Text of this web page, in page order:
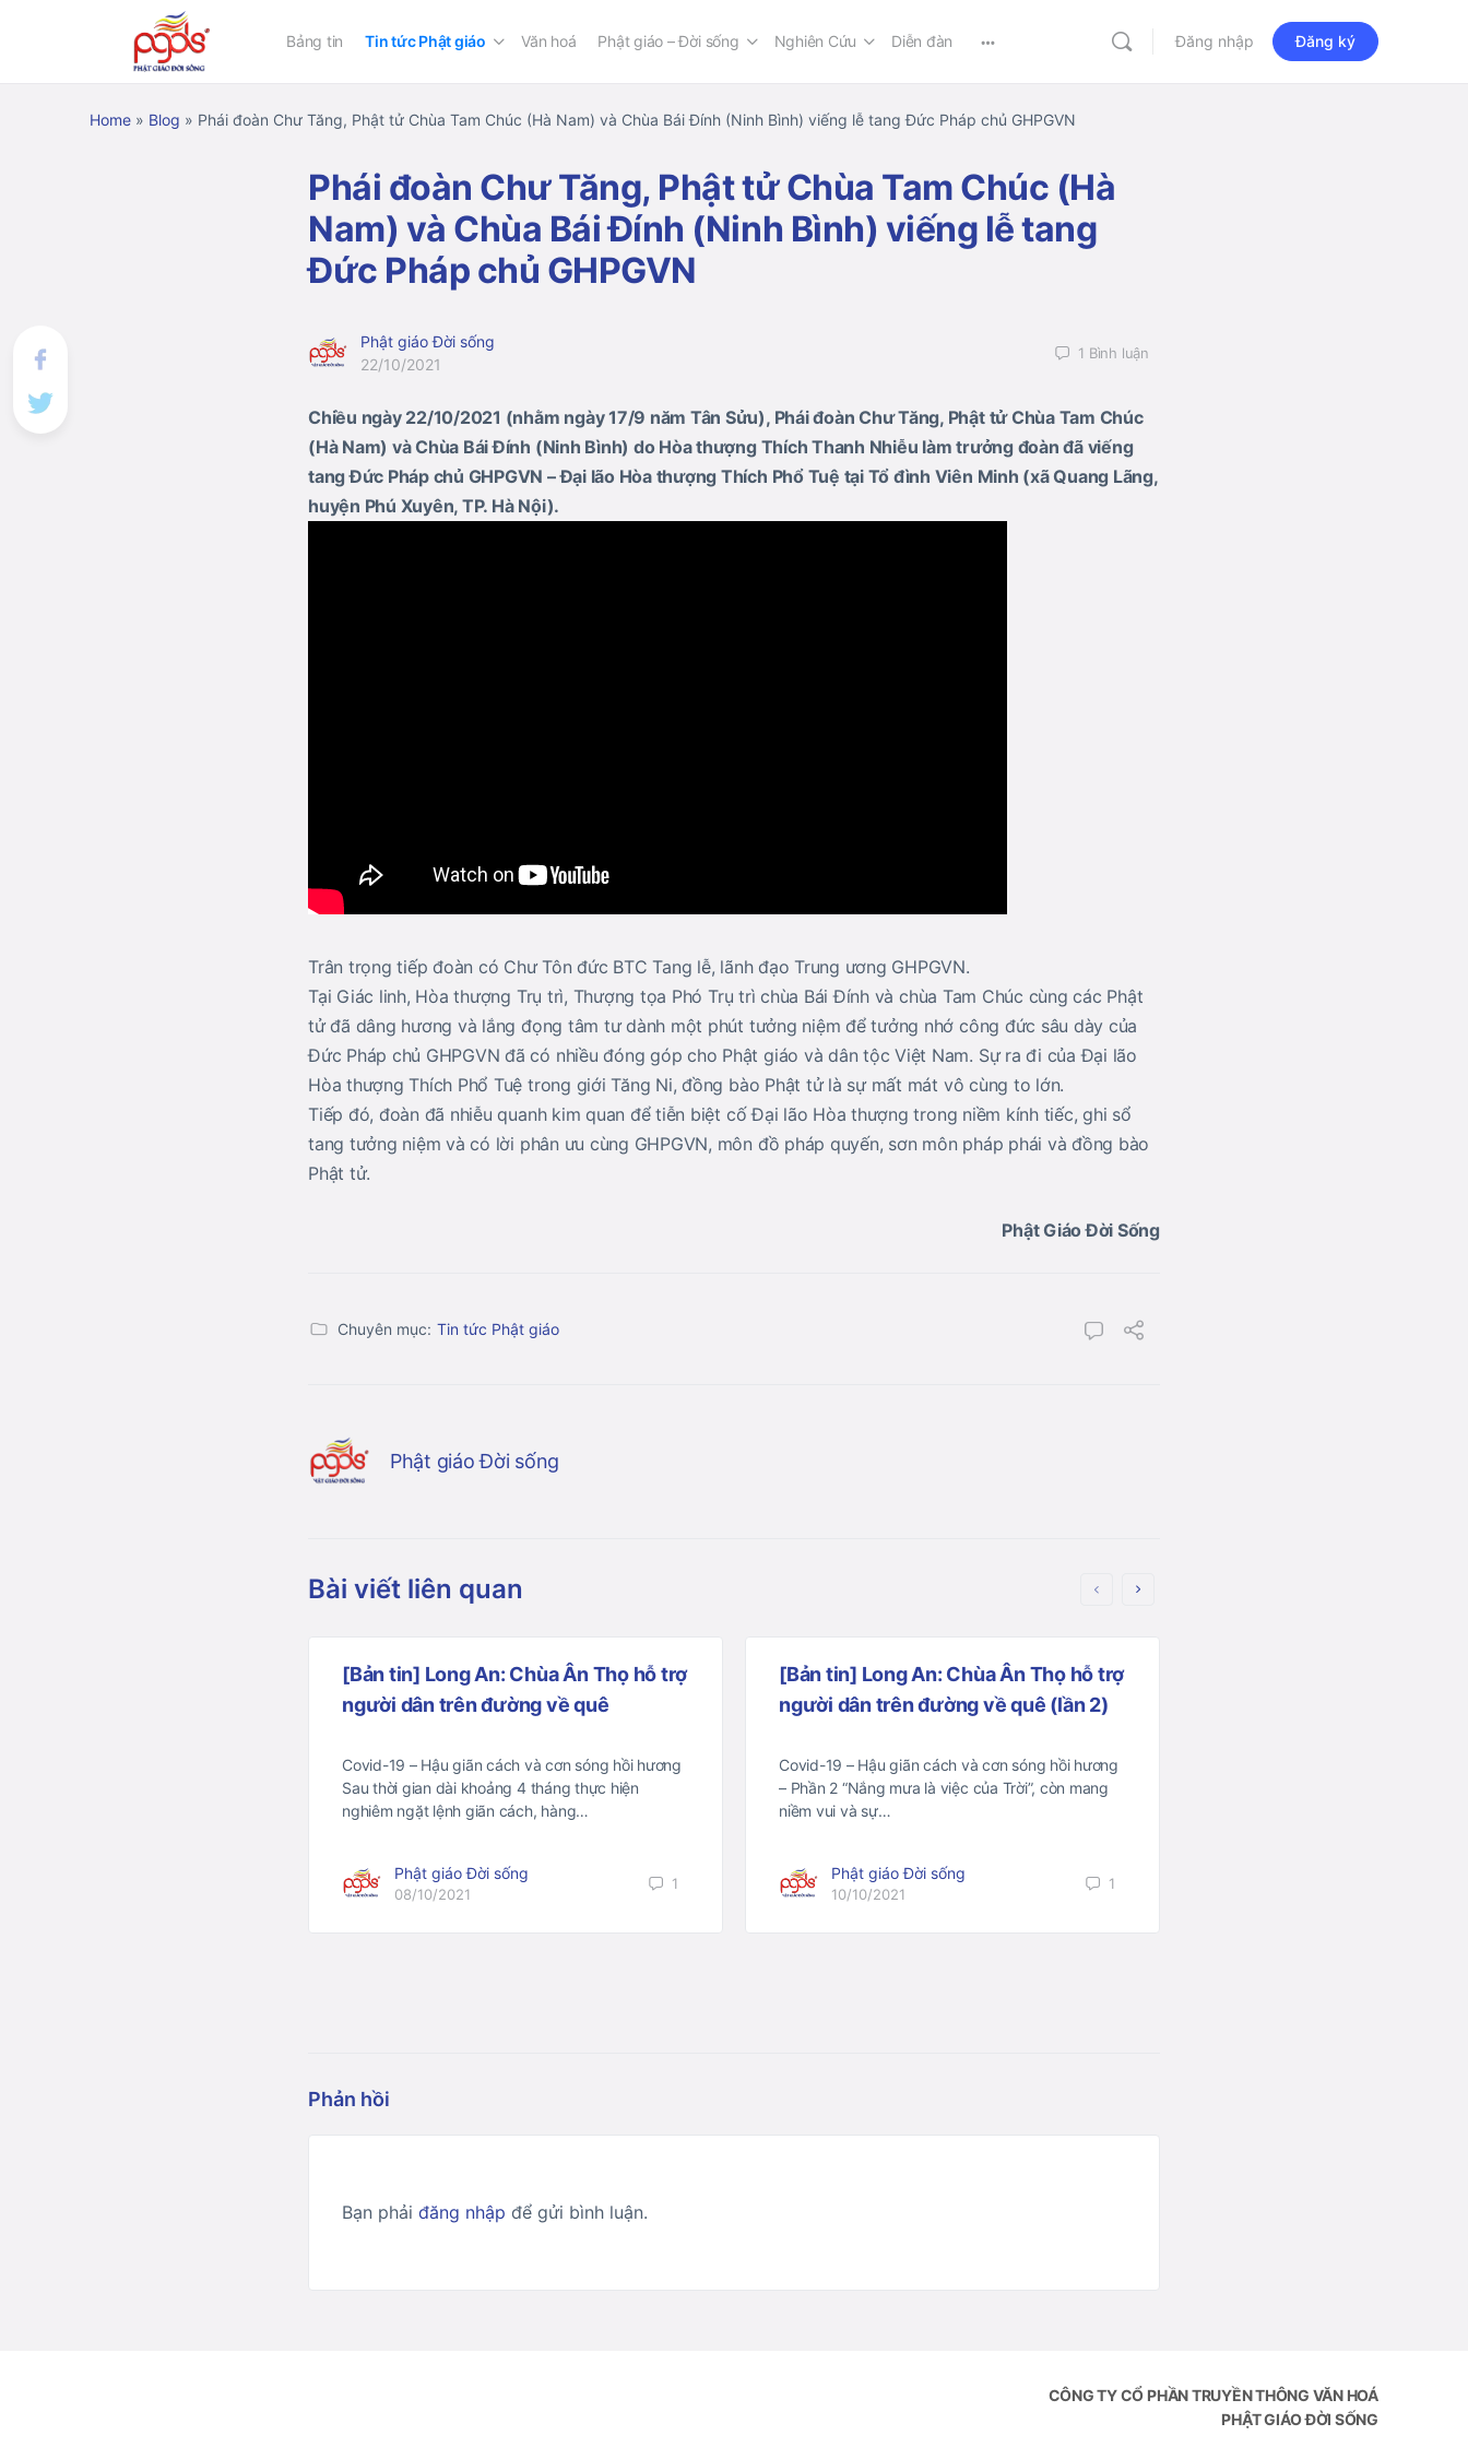
Bảng tin Tin tức Phật giáo Văn hoá Phật giáo – Đời sống Nghiên Cứu Diễn đàn Đăng nhập Đăng ký
Home » Blog » Phái đoàn Chư Tăng, Phật tử Chùa Tam Chúc (Hà Nam) và Chùa Bái Đính (Ninh Bình) viếng lễ tang Đức Pháp chủ GHPGVN
Phái đoàn Chư Tăng, Phật tử Chùa Tam Chúc (Hà
Nam) và Chùa Bái Đính (Ninh Bình) viếng lễ tang
Đức Pháp chủ GHPGVN
Phật giáo Đời sống
22/10/2021
1 Bình luận
Chiều ngày 22/10/2021 (nhằm ngày 17/9 năm Tân Sửu), Phái đoàn Chư Tăng, Phật tử Chùa Tam Chúc
(Hà Nam) và Chùa Bái Đính (Ninh Bình) do Hòa thượng Thích Thanh Nhiễu làm trưởng đoàn đã viếng
tang Đức Pháp chủ GHPGVN – Đại lão Hòa thượng Thích Phổ Tuệ tại Tổ đình Viên Minh (xã Quang Lãng,
huyện Phú Xuyên, TP. Hà Nội).
Trân trọng tiếp đoàn có Chư Tôn đức BTC Tang lễ, lãnh đạo Trung ương GHPGVN.
Tại Giác linh, Hòa thượng Trụ trì, Thượng tọa Phó Trụ trì chùa Bái Đính và chùa Tam Chúc cùng các Phật
tử đã dâng hương và lắng đọng tâm tư dành một phút tưởng niệm để tưởng nhớ công đức sâu dày của
Đức Pháp chủ GHPGVN đã có nhiều đóng góp cho Phật giáo và dân tộc Việt Nam. Sự ra đi của Đại lão
Hòa thượng Thích Phổ Tuệ trong giới Tăng Ni, đồng bào Phật tử là sự mất mát vô cùng to lớn.
Tiếp đó, đoàn đã nhiễu quanh kim quan để tiễn biệt cố Đại lão Hòa thượng trong niềm kính tiếc, ghi sổ
tang tưởng niệm và có lời phân ưu cùng GHPGVN, môn đồ pháp quyến, sơn môn pháp phái và đồng bào
Phật tử.
Phật Giáo Đời Sống
Chuyên mục: Tin tức Phật giáo
Phật giáo Đời sống
Bài viết liên quan
[Bản tin] Long An: Chùa Ân Thọ hỗ trợ
người dân trên đường về quê
Covid-19 – Hậu giãn cách và cơn sóng hồi hương
Sau thời gian dài khoảng 4 tháng thực hiện
nghiêm ngặt lệnh giãn cách, hàng…
Phật giáo Đời sống
08/10/2021
1
[Bản tin] Long An: Chùa Ân Thọ hỗ trợ
người dân trên đường về quê (lần 2)
Covid-19 – Hậu giãn cách và cơn sóng hồi hương
– Phần 2 “Nắng mưa là việc của Trời”, còn mang
niềm vui và sự…
Phật giáo Đời sống
10/10/2021
1
Phản hồi
Bạn phải đăng nhập để gửi bình luận.
CÔNG TY CỔ PHẦN TRUYỀN THÔNG VĂN HOÁ
PHẬT GIÁO ĐỜI SỐNG